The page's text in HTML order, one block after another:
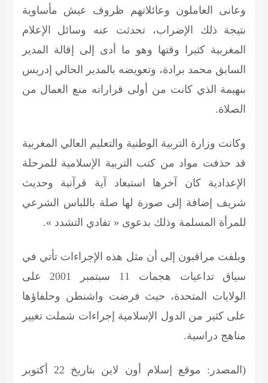
وعانى العاملون وعائلاتهم ظروف عيش مأساوية
نتيجة ذلك الإضراب، تحدثت عنه وسائل الإعلام
المغربية كثيرا وقتها وهو ما أدى إلى إقالة المدير
السابق محمد برادة، وتعويضه بالمدير الحالي إدريس
بنهيمة الذي كانت من أولى قراراته منع العمال من
الصلاة.
وكانت وزارة التربية الوطنية والتعليم العالي المغربية
قد حذفت مواد من كتب التربية الإسلامية للمرحلة
الإعدادية كان آخرها استبعاد آية قرآنية وحديث
شريف إضافة إلى صورة لها صلة باللباس الشرعي
للمرأة المسلمة وذلك بدعوى « تفادي التشدد ».
ويلفت مراقبون إلى أن مثل هذه الإجراءات تأتي في
سياق تداعيات هجمات 11 سبتمبر 2001 على
الولايات المتحدة، حيث فرضت واشنطن وحلفاؤها
على كثير من الدول الإسلامية إجراءات شملت تغيير
مناهج دراسية.
(المصدر: موقع إسلام أون لاين بتاريخ 22 أكتوبر